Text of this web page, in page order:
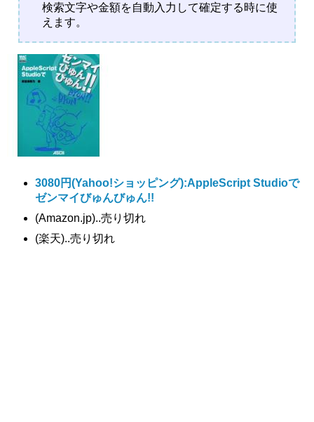
検索文字や金額を自動入力して確定する時に使
えます。
3080円(Yahoo!ショッピング):AppleScript Studioで
ゼンマイびゅんびゅん!!
(Amazon.jp)..売り切れ
(楽天)..売り切れ